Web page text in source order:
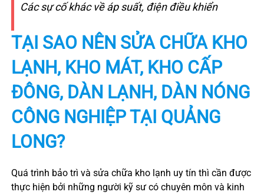
Các sự cố khác về áp suất, điện điều khiển
TẠI SAO NÊN SỬA CHỮA KHO
LẠNH, KHO MÁT, KHO CẤP
ĐÔNG, DÀN LẠNH, DÀN NÓNG
CÔNG NGHIỆP TẠI QUẢNG
LONG?
Quá trình bảo trì và sửa chữa kho lạnh uy tín thì cần được
thực hiện bởi những người kỹ sư có chuyên môn và kinh